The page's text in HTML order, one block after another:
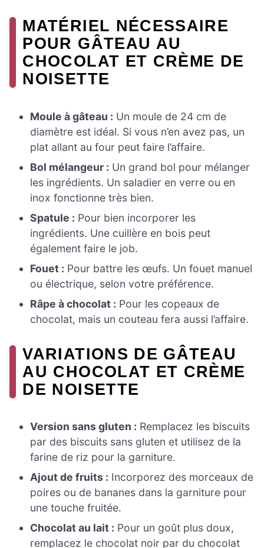
MATÉRIEL NÉCESSAIRE
POUR GÂTEAU AU
CHOCOLAT ET CRÈME DE
NOISETTE
Moule à gâteau : Un moule de 24 cm de
diamètre est idéal. Si vous n’en avez pas, un
plat allant au four peut faire l’affaire.
Bol mélangeur : Un grand bol pour mélanger
les ingrédients. Un saladier en verre ou en
inox fonctionne très bien.
Spatule : Pour bien incorporer les
ingrédients. Une cuillère en bois peut
également faire le job.
Fouet : Pour battre les œufs. Un fouet manuel
ou électrique, selon votre préférence.
Râpe à chocolat : Pour les copeaux de
chocolat, mais un couteau fera aussi l’affaire.
VARIATIONS DE GÂTEAU
AU CHOCOLAT ET CRÈME
DE NOISETTE
Version sans gluten : Remplacez les biscuits
par des biscuits sans gluten et utilisez de la
farine de riz pour la garniture.
Ajout de fruits : Incorporez des morceaux de
poires ou de bananes dans la garniture pour
une touche fruitée.
Chocolat au lait : Pour un goût plus doux,
remplacez le chocolat noir par du chocolat